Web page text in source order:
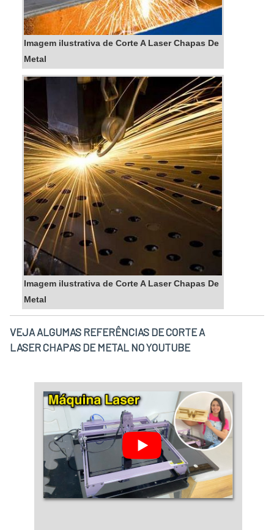
Imagem ilustrativa de Corte A Laser Chapas De
Metal
Imagem ilustrativa de Corte A Laser Chapas De
Metal
VEJA ALGUMAS REFERÊNCIAS DE CORTE A
LASER CHAPAS DE METAL NO YOUTUBE